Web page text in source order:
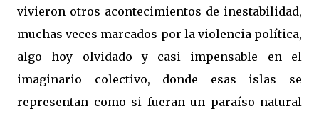
vivieron otros acontecimientos de inestabilidad,
muchas veces marcados por la violencia política,
algo hoy olvidado y casi impensable en el
imaginario colectivo, donde esas islas se
representan como si fueran un paraíso natural